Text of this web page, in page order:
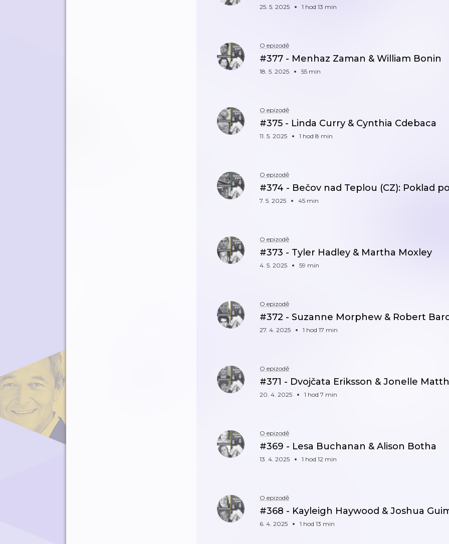
25. 5. 2025 1 hod 13 min
O epizodě
#377 - Menhaz Zaman & William Bonin
18. 5. 2025 55 min
O epizodě
#375 - Linda Curry & Cynthia Cdebaca
11. 5. 2025 1 hod 8 min
O epizodě
#374 - Bečov nad Teplou (CZ): Poklad
7. 5. 2025 45 min
O epizodě
#373 - Tyler Hadley & Martha Moxley
4. 5. 2025 59 min
O epizodě
#372 - Suzanne Morphew & Robert
27. 4. 2025 1 hod 17 min
O epizodě
#371 - Dvojčata Eriksson & Jonelle
20. 4. 2025 1 hod 7 min
O epizodě
#369 - Lesa Buchanan & Alison Botha
13. 4. 2025 1 hod 12 min
O epizodě
#368 - Kayleigh Haywood & Joshua
6. 4. 2025 1 hod 13 min